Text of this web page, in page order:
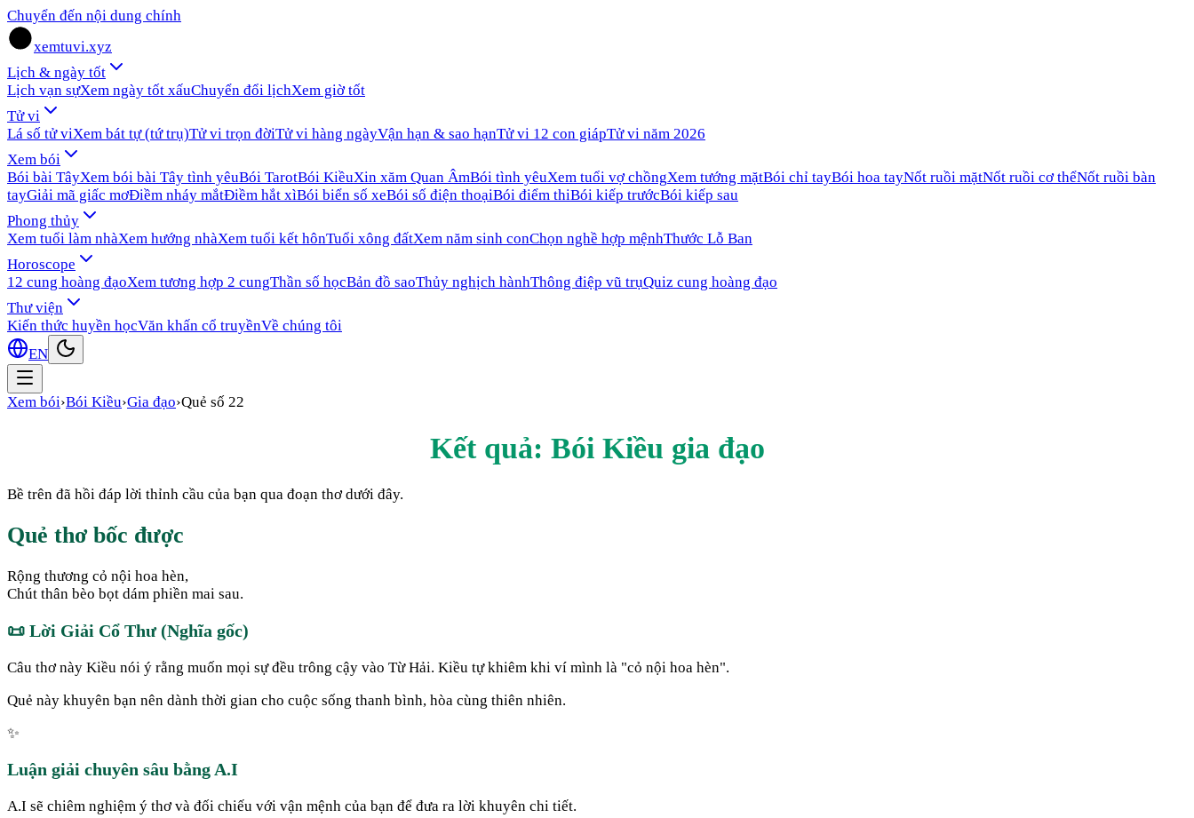
Chuyển đến nội dung chính
xemtuvi.xyz
Lịch & ngày tốt
Lịch vạn sựXem ngày tốt xấuChuyển đổi lịchXem giờ tốt
Tử vi
Lá số tử viXem bát tự (tứ trụ)Tử vi trọn đờiTử vi hàng ngàyVận hạn & sao hạnTử vi 12 con giápTử vi năm 2026
Xem bói
Bói bài TâyXem bói bài Tây tình yêuBói TarotBói KiềuXin xăm Quan ÂmBói tình yêuXem tuổi vợ chồngXem tướng mặtBói chỉ tayBói hoa tayNốt ruồi mặtNốt ruồi cơ thểNốt ruồi bàn
tayGiải mã giấc mơĐiềm nháy mắtĐiềm hắt xìBói biển số xeBói số điện thoạiBói điểm thiBói kiếp trướcBói kiếp sau
Phong thủy
Xem tuổi làm nhàXem hướng nhàXem tuổi kết hônTuổi xông đấtXem năm sinh conChọn nghề hợp mệnhThước Lỗ Ban
Horoscope
12 cung hoàng đạoXem tương hợp 2 cungThần số họcBản đồ saoThủy nghịch hànhThông điệp vũ trụQuiz cung hoàng đạo
Thư viện
Kiến thức huyền họcVăn khấn cổ truyềnVề chúng tôi
EN
Xem bói›Bói Kiều›Gia đạo›Quẻ số 22
Kết quả: Bói Kiều gia đạo
Bề trên đã hồi đáp lời thỉnh cầu của bạn qua đoạn thơ dưới đây.
Quẻ thơ bốc được
Rộng thương cỏ nội hoa hèn,
Chút thân bèo bọt dám phiền mai sau.
📜 Lời Giải Cổ Thư (Nghĩa gốc)
Câu thơ này Kiều nói ý rằng muốn mọi sự đều trông cậy vào Từ Hải. Kiều tự khiêm khi ví mình là "cỏ nội hoa hèn".
Quẻ này khuyên bạn nên dành thời gian cho cuộc sống thanh bình, hòa cùng thiên nhiên.
✨
Luận giải chuyên sâu bằng A.I
A.I sẽ chiêm nghiệm ý thơ và đối chiếu với vận mệnh của bạn để đưa ra lời khuyên chi tiết.